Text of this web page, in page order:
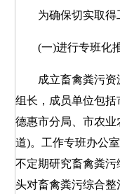
为确保切实取得工
(一)进行专班化
成立畜禽粪污资
组长，成员单位包
德惠市分局、市农
道)。工作专班办公
不定期研究畜禽粪
头对畜禽粪污综合